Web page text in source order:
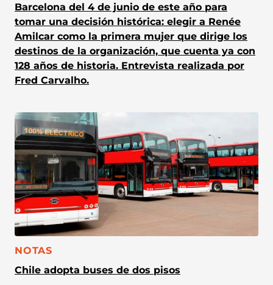
Barcelona del 4 de junio de este año para
tomar una decisión histórica: elegir a Renée
Amilcar como la primera mujer que dirige los
destinos de la organización, que cuenta ya con
128 años de historia. Entrevista realizada por
Fred Carvalho.
CATEGORÍA:
NOTAS
Chile adopta buses de dos pisos